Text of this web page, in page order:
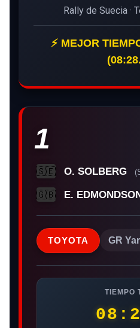
Rally de Suecia ·
⚡ MEJOR
1
🇸🇪 O. SOLBERG
🇬🇧 E.
TOYOTA GR
TIEMPO